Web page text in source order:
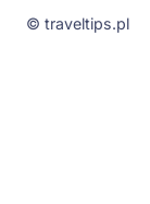
© traveltips.pl